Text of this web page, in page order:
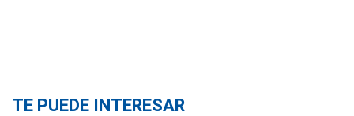
TE PUEDE INTERESAR